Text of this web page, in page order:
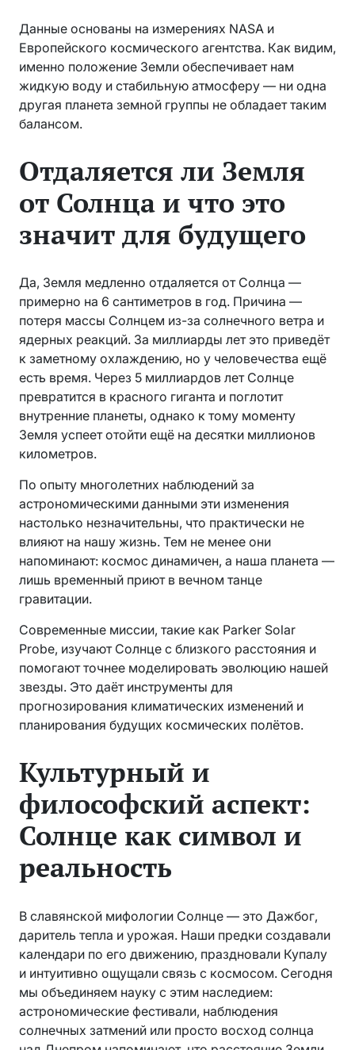
Данные основаны на измерениях NASA и
Европейского космического агентства. Как видим,
именно положение Земли обеспечивает нам
жидкую воду и стабильную атмосферу — ни одна
другая планета земной группы не обладает таким
балансом.
Отдаляется ли Земля
от Солнца и что это
значит для будущего
Да, Земля медленно отдаляется от Солнца —
примерно на 6 сантиметров в год. Причина —
потеря массы Солнцем из-за солнечного ветра и
ядерных реакций. За миллиарды лет это приведёт
к заметному охлаждению, но у человечества ещё
есть время. Через 5 миллиардов лет Солнце
превратится в красного гиганта и поглотит
внутренние планеты, однако к тому моменту
Земля успеет отойти ещё на десятки миллионов
километров.
По опыту многолетних наблюдений за
астрономическими данными эти изменения
настолько незначительны, что практически не
влияют на нашу жизнь. Тем не менее они
напоминают: космос динамичен, а наша планета —
лишь временный приют в вечном танце
гравитации.
Современные миссии, такие как Parker Solar
Probe, изучают Солнце с близкого расстояния и
помогают точнее моделировать эволюцию нашей
звезды. Это даёт инструменты для
прогнозирования климатических изменений и
планирования будущих космических полётов.
Культурный и
философский аспект:
Солнце как символ и
реальность
В славянской мифологии Солнце — это Дажбог,
даритель тепла и урожая. Наши предки создавали
календари по его движению, праздновали Купалу
и интуитивно ощущали связь с космосом. Сегодня
мы объединяем науку с этим наследием:
астрономические фестивали, наблюдения
солнечных затмений или просто восход солнца